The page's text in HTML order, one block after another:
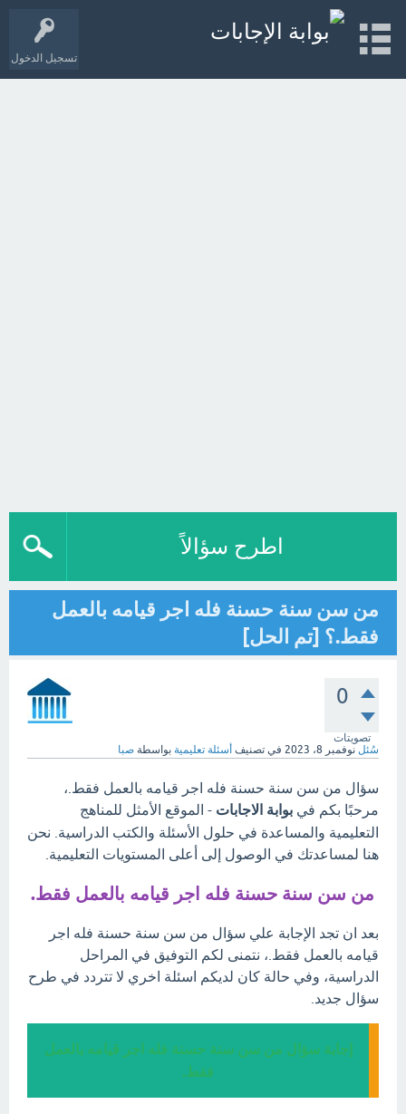
تسجيل الدخول
اطرح سؤالاً
من سن سنة حسنة فله اجر قيامه بالعمل
فقط.؟ [تم الحل]
0
تصويتات
سُئل نوفمبر 8، 2023 في تصنيف أسئلة تعليمية بواسطة صبا
سؤال من سن سنة حسنة فله اجر قيامه بالعمل فقط.،
مرحبًا بكم في بوابة الاجابات - الموقع الأمثل للمناهج
التعليمية والمساعدة في حلول الأسئلة والكتب الدراسية. نحن
هنا لمساعدتك في الوصول إلى أعلى المستويات التعليمية.
من سن سنة حسنة فله اجر قيامه بالعمل فقط.
بعد ان تجد الإجابة علي سؤال من سن سنة حسنة فله اجر
قيامه بالعمل فقط.، نتمنى لكم التوفيق في المراحل
الدراسية، وفي حالة كان لديكم اسئلة اخري لا تتردد في طرح
سؤال جديد.
إجابة سؤال من سن سنة حسنة فله اجر قيامه بالعمل
فقط.